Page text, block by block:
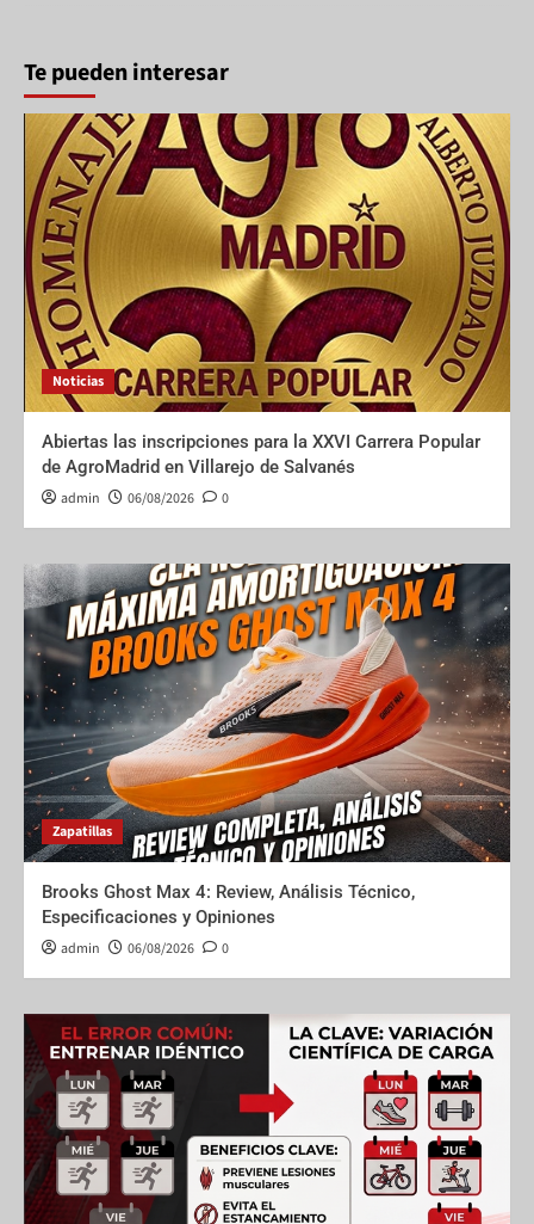
Te pueden interesar
Noticias
Abiertas las inscripciones para la XXVI Carrera Popular
de AgroMadrid en Villarejo de Salvanés
admin 06/08/2026 0
Zapatillas
Brooks Ghost Max 4: Review, Análisis Técnico,
Especificaciones y Opiniones
admin 06/08/2026 0